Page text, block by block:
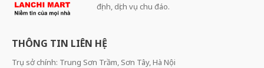
định, dịch vụ chu đáo.
THÔNG TIN LIÊN HỆ
Trụ sở chính: Trung Sơn Trầm, Sơn Tây, Hà Nội